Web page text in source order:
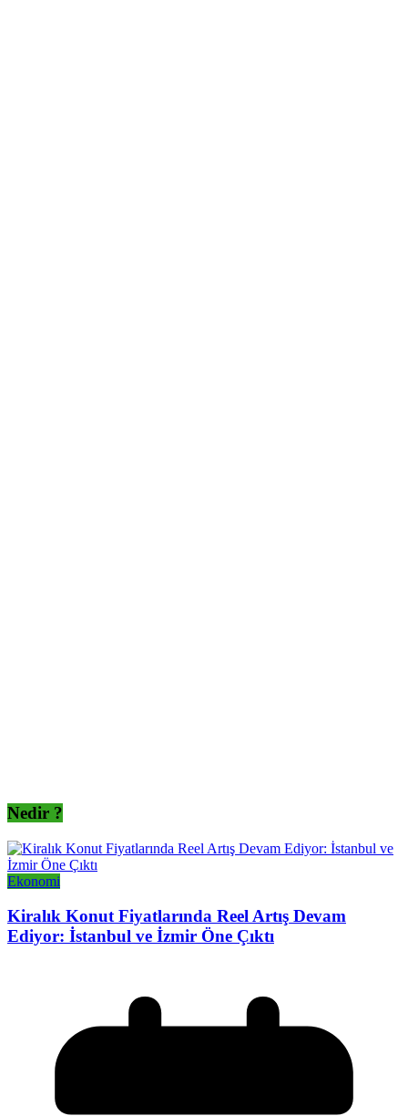
Nedir ?
Ekonomi
Kiralık Konut Fiyatlarında Reel Artış Devam
Ediyor: İstanbul ve İzmir Öne Çıktı